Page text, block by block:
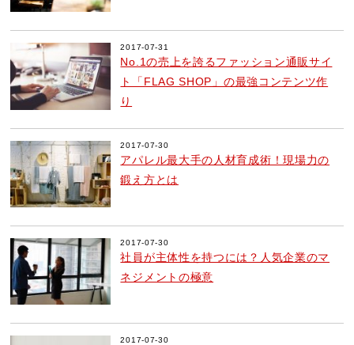
2017-07-31
No.1の売上を誇るファッション通販サイ
ト「FLAG SHOP」の最強コンテンツ作
り
2017-07-30
アパレル最大手の人材育成術！現場力の
鍛え方とは
2017-07-30
社員が主体性を持つには？人気企業のマ
ネジメントの極意
2017-07-30